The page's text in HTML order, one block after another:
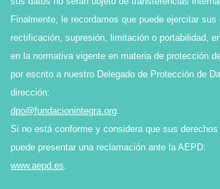
Finalmente, le recordamos que puede ejercitar
rectificación, supresión, limitación o portabilidad,
en la normativa vigente en materia de protección
por escrito a nuestro Delegado de Protección de
dirección:
dpo@fundacionintegra.org.
Si no está conforme y considera que sus
puede presentar una reclamación ante la AEPD:
www.aepd.es.